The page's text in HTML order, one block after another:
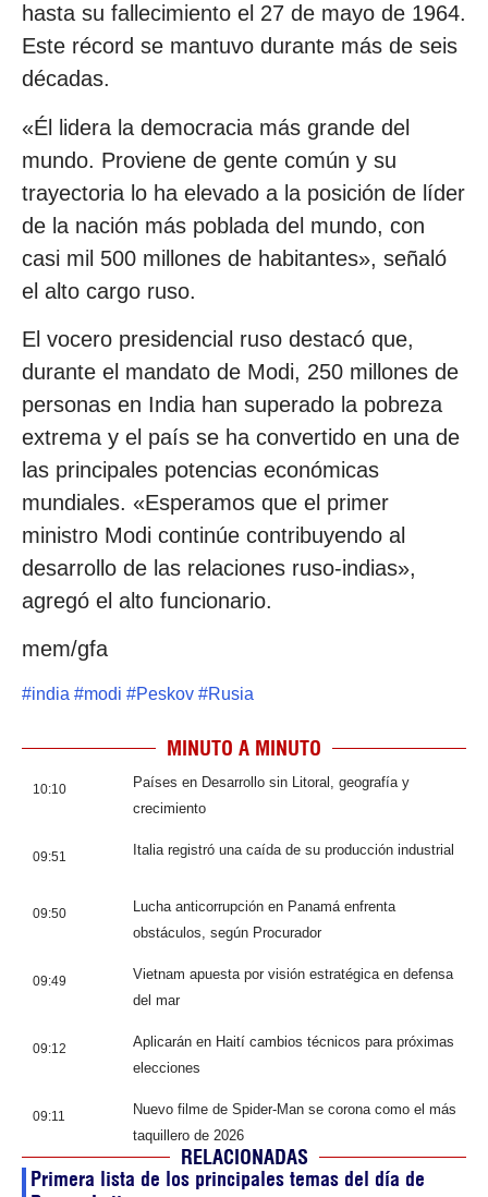
hasta su fallecimiento el 27 de mayo de 1964.
Este récord se mantuvo durante más de seis
décadas.
«Él lidera la democracia más grande del
mundo. Proviene de gente común y su
trayectoria lo ha elevado a la posición de líder
de la nación más poblada del mundo, con
casi mil 500 millones de habitantes», señaló
el alto cargo ruso.
El vocero presidencial ruso destacó que,
durante el mandato de Modi, 250 millones de
personas en India han superado la pobreza
extrema y el país se ha convertido en una de
las principales potencias económicas
mundiales. «Esperamos que el primer
ministro Modi continúe contribuyendo al
desarrollo de las relaciones ruso-indias»,
agregó el alto funcionario.
mem/gfa
#india #modi #Peskov #Rusia
MINUTO A MINUTO
10:10
Países en Desarrollo sin Litoral, geografía y
crecimiento
09:51 Italia registró una caída de su producción industrial
09:50
Lucha anticorrupción en Panamá enfrenta
obstáculos, según Procurador
09:49
Vietnam apuesta por visión estratégica en defensa
del mar
09:12
Aplicarán en Haití cambios técnicos para próximas
elecciones
09:11
Nuevo filme de Spider-Man se corona como el más
taquillero de 2026
RELACIONADAS
Primera lista de los principales temas del día de